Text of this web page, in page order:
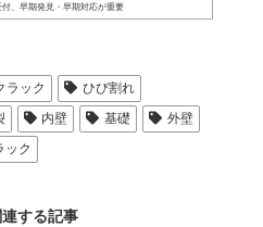
、早期発見・早期対応が重要
ラック
ひび割れ
内壁 基礎
外壁
ック
連する記事